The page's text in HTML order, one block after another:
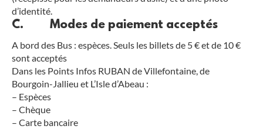
d’identité.
C. Modes de paiement acceptés
A bord des Bus : espèces. Seuls les billets de 5 € et de 10 €
sont acceptés
Dans les Points Infos RUBAN de Villefontaine, de
Bourgoin-Jallieu et L’Isle d’Abeau :
– Espèces
– Chèque
– Carte bancaire